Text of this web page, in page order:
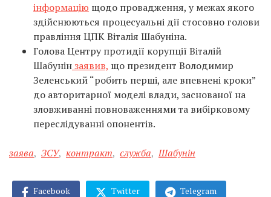
інформацію щодо провадження, у межах якого
здійснюються процесуальні дії стосовно голови
правління ЦПК Віталія Шабуніна.
Голова Центру протидії корупції Віталій
Шабунінзаявив, що президент Володимир
Зеленський “робить перші, але впевнені кроки”
до авторитарної моделі влади, заснованої на
зловживанні повноваженнями та вибірковому
переслідуванні опонентів.
заява, ЗСУ, контракт, служба, Шабунін
Facebook Twitter Telegram